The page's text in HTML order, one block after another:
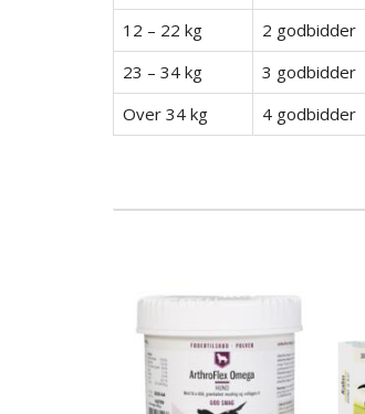
12 – 22 kg
2 godbidder
23 – 34 kg
3 godbidder
Over 34 kg
4 godbidder